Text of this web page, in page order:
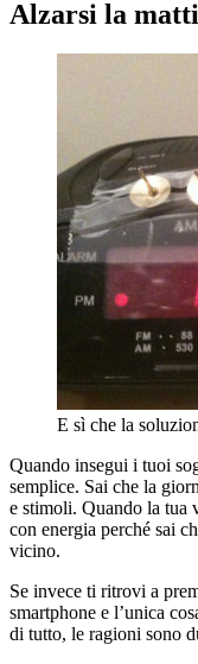
Alzarsi la
E sì che la
Quando insegui i tuoi
semplice. Sai che la
e stimoli. Quando la tua
con energia perché sai
vicino.
Se invece ti ritrovi a
smartphone e l’unica
di tutto, le ragioni sono